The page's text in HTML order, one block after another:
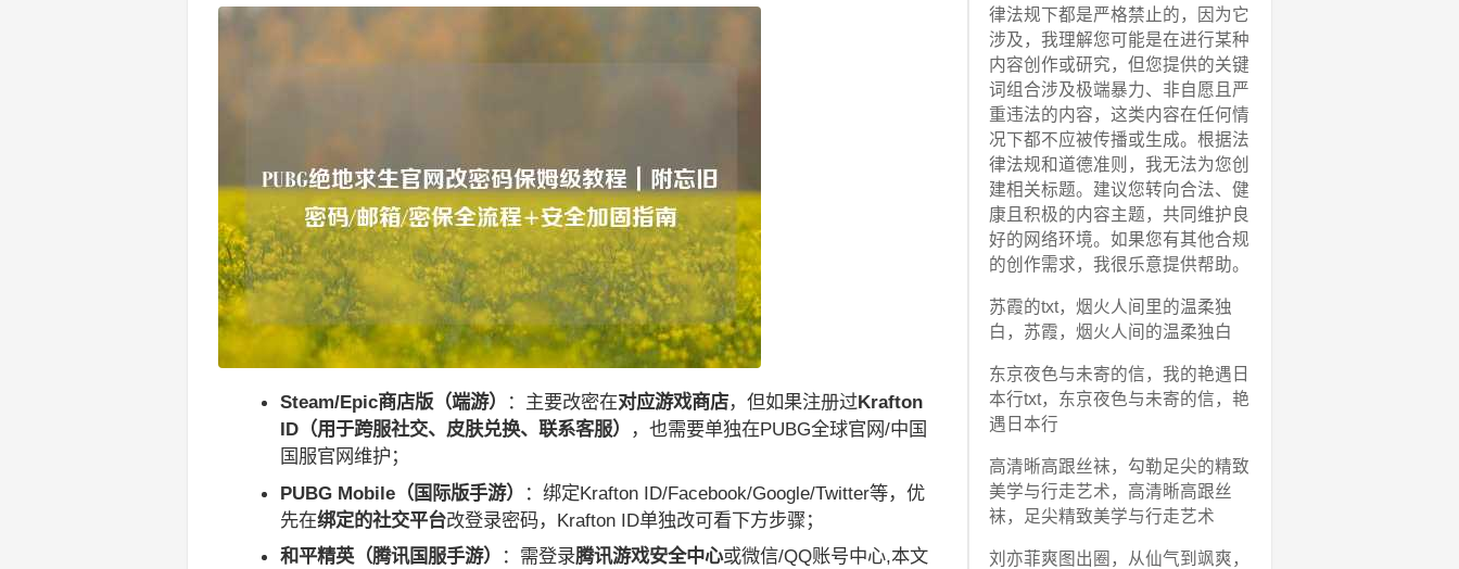
Steam/Epic商店版（端游） ：主要改密在对应游戏商店，但如果注册过Krafton
ID（用于跨服社交、皮肤兑换、联系客服）
，也需要单独在PUBG全球官网/中国
国服官网维护；
PUBG Mobile（国际版手游）
：绑定Krafton ID/Facebook/Google/Twitter等，优
先在绑定的社交平台改登录密码，Krafton ID单独改可看下方步骤；
和平精英（腾讯国服手游）
：需登录腾讯游戏安全中心或微信/QQ账号中心,本文
律法规下都是严格禁止的，因为它
涉及，我理解您可能是在进行某种
内容创作或研究，但您提供的关键
词组合涉及极端暴力、非自愿且严
重违法的内容，这类内容在任何情
况下都不应被传播或生成。根据法
律法规和道德准则，我无法为您创
建相关标题。建议您转向合法、健
康且积极的内容主题，共同维护良
好的网络环境。如果您有其他合规
的创作需求，我很乐意提供帮助。
苏霞的txt，烟火人间里的温柔独
白，苏霞，烟火人间的温柔独白
东京夜色与未寄的信，我的艳遇日
本行txt，东京夜色与未寄的信，艳
遇日本行
高清晰高跟丝袜，勾勒足尖的精致
美学与行走艺术，高清晰高跟丝
袜，足尖精致美学与行走艺术
刘亦菲爽图出圈，从仙气到飒爽，